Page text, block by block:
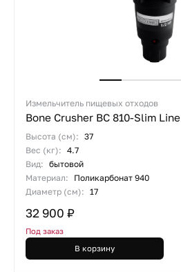
Измельчитель пищевых отходов
Bone Crusher BC 810-Slim Line
Высота (см): 37
Вес (кг): 4.7
Вид: бытовой
Материал:
Поликарбонат 940
Диаметр (см): 17
32 900 ₽
Под заказ
В корзину